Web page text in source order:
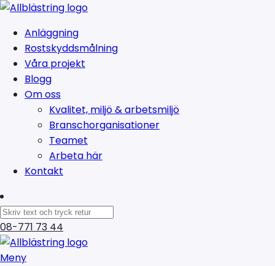
Anläggning
Rostskyddsmålning
Våra projekt
Blogg
Om oss
Kvalitet, miljö & arbetsmiljö
Branschorganisationer
Teamet
Arbeta här
Kontakt
08-771 73 44
Meny